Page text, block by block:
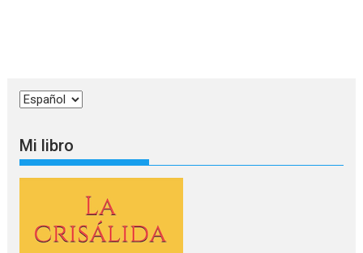
Elegir
idioma
Mi libro